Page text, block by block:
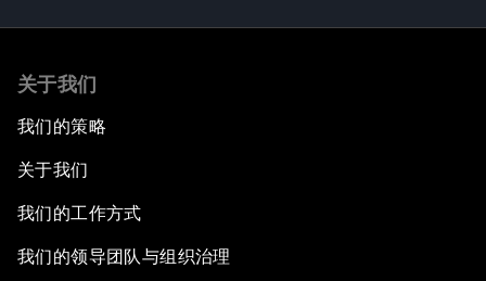
关于我们
我们的策略
关于我们
我们的工作方式
我们的领导团队与组织治理